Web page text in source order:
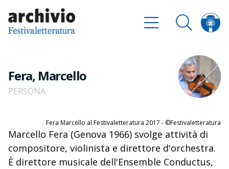
Fera, Marcello
PERSONA
Fera Marcello al Festivaletteratura 2017 - ©Festivaletteratura
Marcello Fera (Genova 1966) svolge attività di
compositore, violinista e direttore d'orchestra.
È direttore musicale dell'Ensemble Conductus,